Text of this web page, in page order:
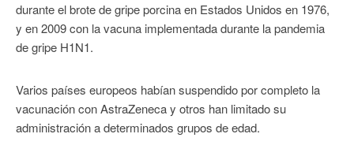
durante el brote de gripe porcina en Estados Unidos en 1976,
y en 2009 con la vacuna implementada durante la pandemia
de gripe H1N1.
Varios países europeos habían suspendido por completo la
vacunación con AstraZeneca y otros han limitado su
administración a determinados grupos de edad.